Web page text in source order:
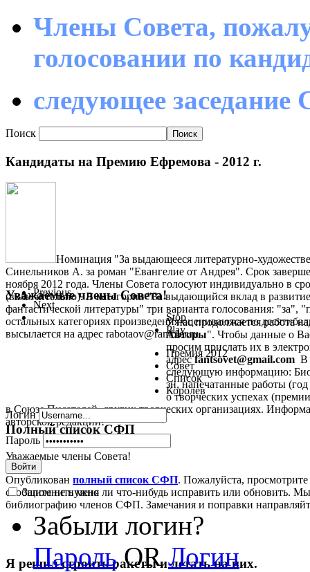
Члены Совета,
голосовании по
следующее заседание
Поиск
Кандидаты на Премию Ефремова - 2012 г.
Номинация "За выдающееся литературно-
Синельников А. за роман "Евангелие от Андрея". Срок
ноября 2012 года. Члены Совета голосуют индивидуально в
(включительно). В категории "За выдающийся вклад в
фантастической литературы" три варианта голосования: "за",
остальных категориях произведения оцениваются по
высылается на адрес rabotaov@rambler.ru
Уважаемые члены Совета!
У нас продолжается работа
Авторы". Чтобы данные о
просим прислать их в
адресfantsovet@gmail.com В
следующую информацию:
зн, напечатанные работы
о творческих успехах
в Союзе Писателей, других творческих организациях.
авторской редакции!
Полный список СФП
Уважаемые члены Совета!
Опубликован полный список СФП. Пожалуйста,
сообщите не нужно ли что-нибудь исправить или обновить.
библиографию членов СФП. Замечания и поправки
Я решил строить ракеты и летать на них.
Previous
Next
Stop
Play
Премия 2012
Совет
Список
Королев
Логин
Пароль
Войти
Запомнить меня
Забыли логин?
ПарольORЛогин